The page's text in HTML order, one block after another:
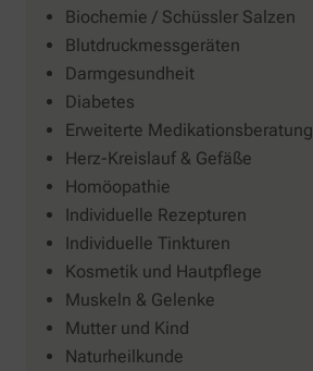
Biochemie / Schüssler Salzen
Blutdruckmessgeräten
Darmgesundheit
Diabetes
Erweiterte Medikationsberatung
Herz-Kreislauf & Gefäße
Homöopathie
Individuelle Rezepturen
Individuelle Tinkturen
Kosmetik und Hautpflege
Muskeln & Gelenke
Mutter und Kind
Naturheilkunde